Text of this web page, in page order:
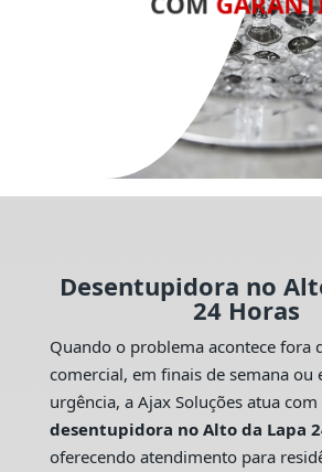
Desentupidora no
24 Horas
Quando o problema acontece fora
comercial, em finais de semana ou
urgência, a Ajax Soluções atua
desentupidora no Alto da Lapa
oferecendo atendimento para